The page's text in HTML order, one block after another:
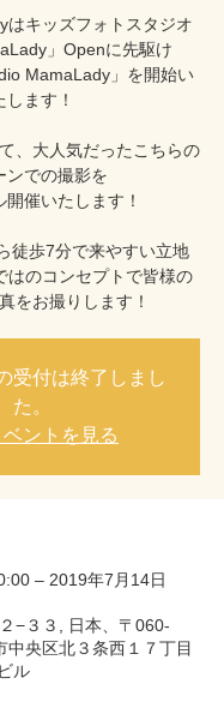
はキッズフォトスタジオ
」Openに先駆け
MamaLady」を開始い
します！
、大人気だったこちらの
ンでの撮影を
開催いたします！
徒歩7分で来やすい立地
はのコンセプトで皆様の
をお撮りします！
受付は終了しまし
た。
ントを見る
– 2019年7月14日
−３３, 日本、〒060-
央区北３条西１７丁目
ル